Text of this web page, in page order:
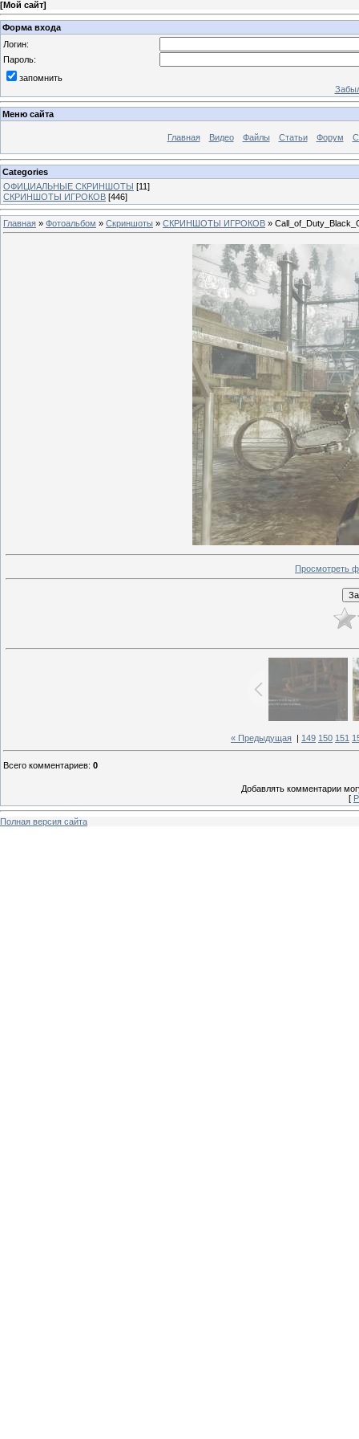
[Мой сайт]
Форма входа
Логин:
Пароль:
запомнить
Меню сайта
Главная Видео Файлы Статьи Форум
Categories
ОФИЦИАЛЬНЫЕ СКРИНШОТЫ [11]
СКРИНШОТЫ ИГРОКОВ [446]
Главная » Фотоальбом » Скриншоты » СКРИНШОТЫ ИГРОКОВ »
Просмотреть
« Предыдущая 149 150 151
Всего комментариев: 0
Добавлять комментарии
[
Полная версия сайта